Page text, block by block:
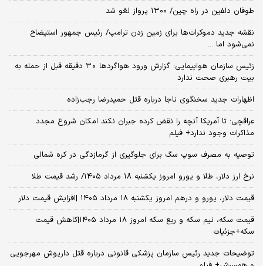
طوفان دلفین در راه چین/ ۱۳۰۰ پرواز لغو شد
نقشه جدید دموکرات‌ها برای زمین زدن ترامپ/ رئیس جمهور استیضاح
نمی‌شود اما ...
زئیس سازمان هواپیمایی: گزارش ورود هواگردها ٣٠ دقیقه قبل از حمله به
بیت رهبری صحت ندارد
اظهارات جدید سخنگوی ناجا درباره قتل حمیدرضا رجب‌زاده
عراقچی: تا آمریکا آنچه را نقض کرده جبران نکند امکان شروع مجدد
مذاکرات وجود ندارد+ فیلم
توصیه به مصرف سوپ سگ برای جلوگیری از گرمازدگی در کره شمالی
نرخ ارز دلار، طلا و یورو امروز یکشنبه ۱۸ مرداد ۱۴۰۵/ رشد قیمت طلا
قیمت دلار، یورو و درهم امروز یکشنبه ۱۸ مرداد ۱۴۰۵ |افزایش قیمت دلار
قیمت سکه، نیم سکه و ربع سکه امروز ۱۸ مرداد ۱۴۰۵|کاهش قیمت
سکه+جزئیات
توضیحات جدید رئیس سازمان پزشکی قانونی درباره قتل داریوش مهرجویی